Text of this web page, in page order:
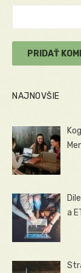
NAJNOVŠIE
a